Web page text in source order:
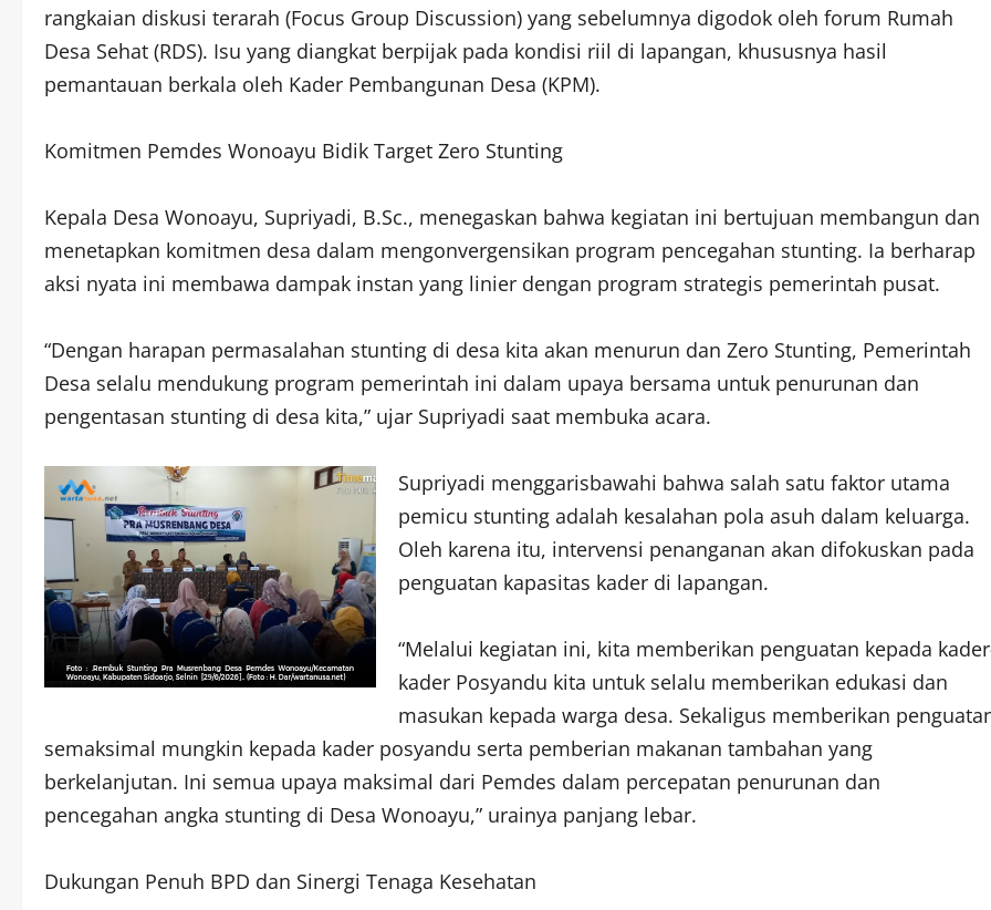
rangkaian diskusi terarah (Focus Group Discussion) yang sebelumnya digodok oleh forum Rumah
Desa Sehat (RDS). Isu yang diangkat berpijak pada kondisi riil di lapangan, khususnya hasil
pemantauan berkala oleh Kader Pembangunan Desa (KPM).
​Komitmen Pemdes Wonoayu Bidik Target Zero Stunting
​Kepala Desa Wonoayu, Supriyadi, B.Sc., menegaskan bahwa kegiatan ini bertujuan membangun dan
menetapkan komitmen desa dalam mengonvergensikan program pencegahan stunting. Ia berharap
aksi nyata ini membawa dampak instan yang linier dengan program strategis pemerintah pusat.
​“Dengan harapan permasalahan stunting di desa kita akan menurun dan Zero Stunting, Pemerintah
Desa selalu mendukung program pemerintah ini dalam upaya bersama untuk penurunan dan
pengentasan stunting di desa kita,” ujar Supriyadi saat membuka acara.
Supriyadi menggarisbawahi bahwa salah satu faktor utama
pemicu stunting adalah kesalahan pola asuh dalam keluarga.
Oleh karena itu, intervensi penanganan akan difokuskan pada
penguatan kapasitas kader di lapangan.
​“Melalui kegiatan ini, kita memberikan penguatan kepada
kader Posyandu kita untuk selalu memberikan edukasi dan
masukan kepada warga desa. Sekaligus memberikan
semaksimal mungkin kepada kader posyandu serta pemberian makanan tambahan yang
berkelanjutan. Ini semua upaya maksimal dari Pemdes dalam percepatan penurunan dan
pencegahan angka stunting di Desa Wonoayu,” urainya panjang lebar.
​Dukungan Penuh BPD dan Sinergi Tenaga Kesehatan